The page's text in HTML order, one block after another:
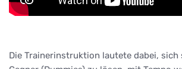
Die Trainerinstruktion lautete dabei, sich